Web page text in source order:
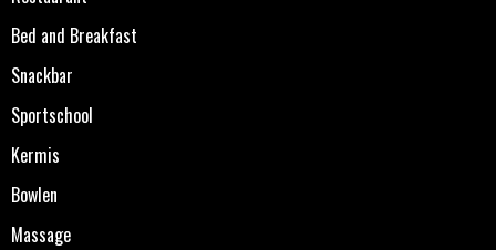
Bed and Breakfast
Snackbar
Sportschool
Kermis
Bowlen
Massage